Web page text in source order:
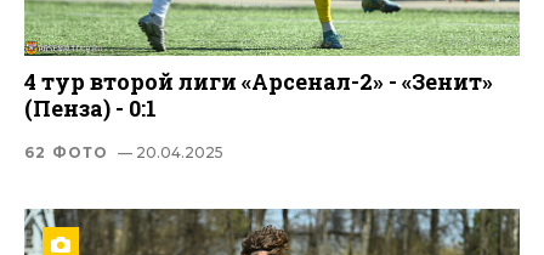
4 тур второй лиги «Арсенал-2» - «Зенит»
(Пенза) - 0:1
62 ФОТО — 20.04.2025